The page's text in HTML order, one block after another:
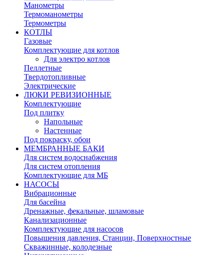
Манометры
Термоманометры
Термометры
КОТЛЫ
Газовые
Комплектующие для котлов
Для электро котлов
Пеллетные
Твердотопливные
Электрические
ЛЮКИ РЕВИЗИОННЫЕ
Комплектующие
Под плитку
Напольные
Настенные
Под покраску, обои
МЕМБРАННЫЕ БАКИ
Для систем водоснабжения
Для систем отопления
Комплектующие для МБ
НАСОСЫ
Вибрационные
Для басейна
Дренажные, фекальные, шламовые
Канализационные
Комплектующие для насосов
Повышения давления, Станции, Поверхностные
Скважинные, колодезные